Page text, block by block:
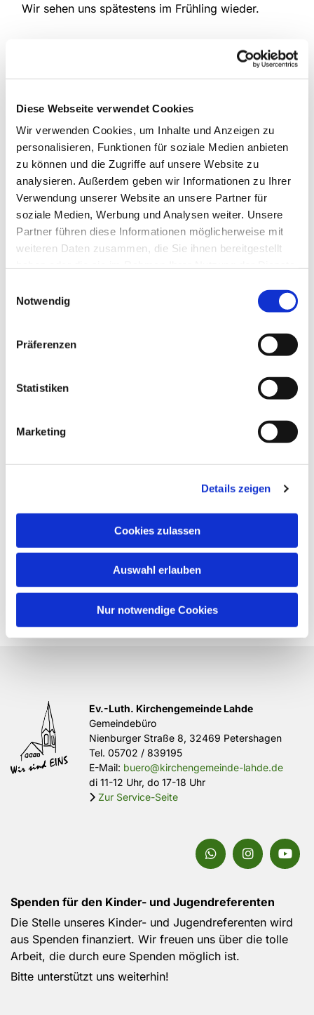
Diese Webseite verwendet Cookies
Wir verwenden Cookies, um Inhalte und Anzeigen zu
personalisieren, Funktionen für soziale Medien anbieten
zu können und die Zugriffe auf unsere Website zu
analysieren. Außerdem geben wir Informationen zu Ihrer
Verwendung unserer Website an unsere Partner für
soziale Medien, Werbung und Analysen weiter. Unsere
Partner führen diese Informationen möglicherweise mit
weiteren Daten zusammen, die Sie ihnen bereitgestellt
Notwendig
Präferenzen
Statistiken
Marketing
Details zeigen
Cookies zulassen
Auswahl erlauben
Nur notwendige Cookies
Wir sehen uns spätestens im Frühling wieder.
DU willst wissen wann es wieder los geht?
Dann folg uns auf Instagram. Dort erfährst du es
https://www.instagram.com/kirc...
Dies könnte Sie auch
interessieren
Ev.-Luth. Kirchengemeinde Lahde
Gemeindebüro
Nienburger Straße 8, 32469 Petershagen
Tel. 05702 / 839195
E-Mail: buero@kirchengemeinde-lahde.de
di 11-12 Uhr, do 17-18 Uhr
 Zur Service-Seite
Spenden für den Kinder- und Jugendreferenten
Die Stelle unseres Kinder- und Jugendreferenten wird
aus Spenden finanziert. Wir freuen uns über die tolle
Arbeit, die durch eure Spenden möglich ist.
Bitte unterstützt uns weiterhin!